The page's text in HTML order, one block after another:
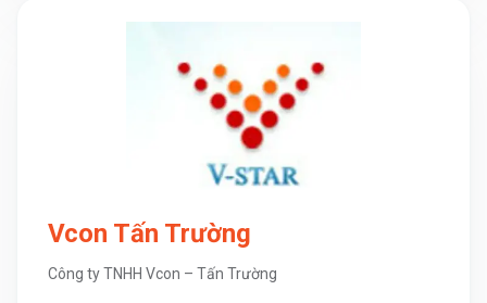
Vcon Tấn Trường
Công ty TNHH Vcon – Tấn Trường